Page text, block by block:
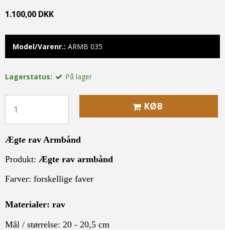
1.100,00 DKK
Model/Varenr.: ARMB 035
Lagerstatus: På lager
KØB
Ægte rav Armbånd
Produkt: Ægte rav armbånd
Farver: forskellige faver
Materialer: rav
Mål / størrelse: 20 - 20,5 cm